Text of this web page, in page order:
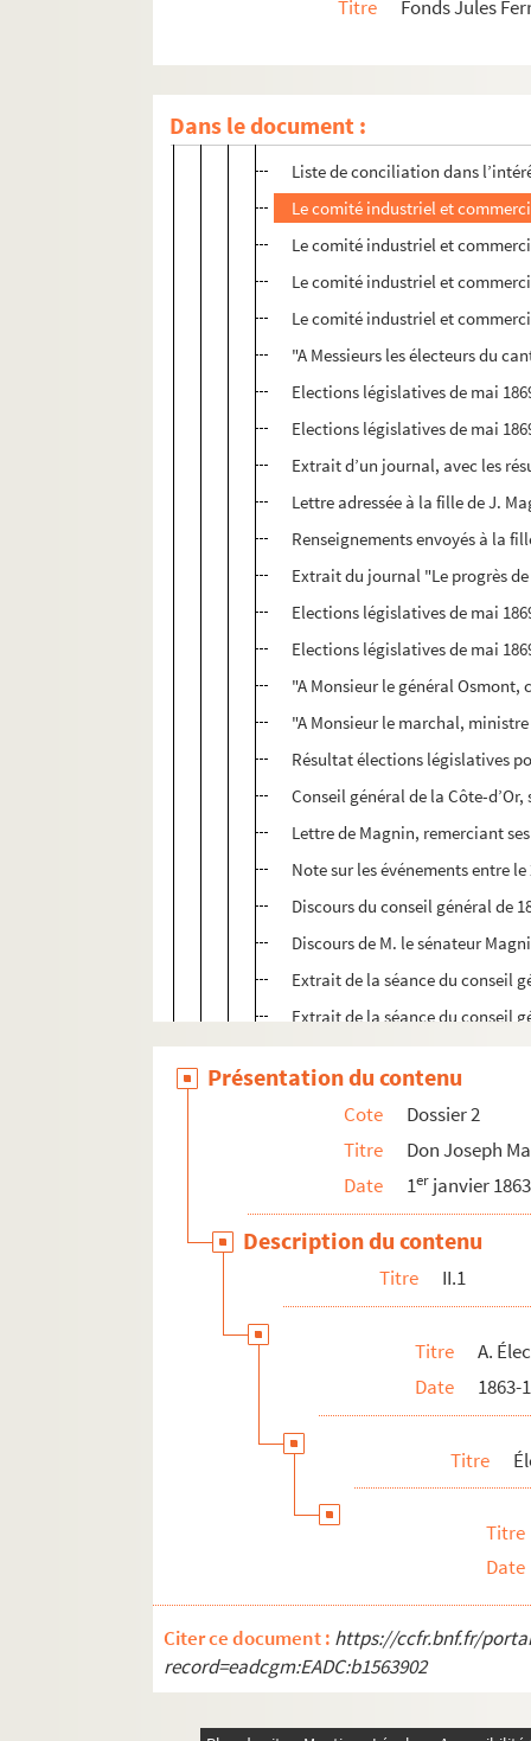
Titre
Fonds Jules
Dans le document :Liste de J. Magnin aux
Liste de conciliation dans
Le comité industriel et
Le comité industriel et
Le comité industriel et
Le comité industriel et
"A Messieurs les électeurs du
Elections législatives de mai
Elections législatives de mai
Extrait d’un journal, avec les
Lettre adressée à la fille de J.
Renseignements envoyés à la
Extrait du journal "Le progrès
Elections législatives de mai
Elections législatives de mai
"A Monsieur le général
"A Monsieur le marchal,
Résultat élections législatives
Conseil général de la Côte-
Lettre de Magnin, remerciant
Note sur les événements entre
Discours du conseil général de
Discours de M. le sénateur
Extrait de la séance du conseil
Extrait de la séance du conseil
Discours de M. le sénateur
Elections au conseil général
Discours d’août 1881 (au
Election d’un conseiller
Circulaire du 29 avril 1869
Papiers divers
B. Plébiscite
Dossier 4. Coupures de presse de l'époque
Dossier 5. Coupures de presse de l'époque
Présentation du contenu
Cote
Dossier 2
Titre
Don Joseph
Date
1er janvier
Description du contenu
Titre II.1
Titre
A.
Date
1863-
Titre
Titre
Date
Citer ce document : https://ccfr.bnf.fr/
record=eadcgm:EADC:b1563902